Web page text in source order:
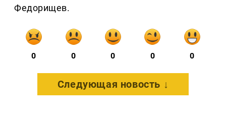
Федорищев.
0 0 0 0 0
Следующая новость ↓